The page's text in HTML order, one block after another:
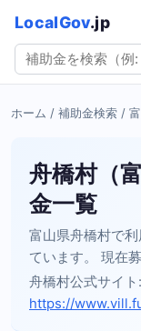
LocalGov.jp
ホーム / 補助金検索 /
舟橋村（
金一覧
富山県舟橋村で
ています。 現在
舟橋村公式サイト:
https://